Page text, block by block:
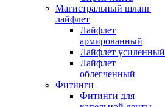
Магистральный шланг
лайфлет
Лайфлет
армированный
Лайфлет усиленный
Лайфлет
облегченный
Фитинги
Фитинги для